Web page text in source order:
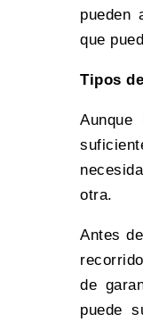
pueden
que
Tipos
otra.
Antes
de
puede